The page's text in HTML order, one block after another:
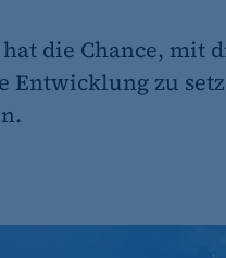
die Chance, mit
Entwicklung zu